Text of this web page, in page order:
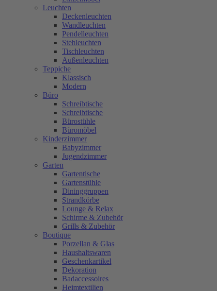
Leuchten
Deckenleuchten
Wandleuchten
Pendelleuchten
Stehleuchten
Tischleuchten
Außenleuchten
Teppiche
Klassisch
Modern
Büro
Schreibtische
Schreibtische
Bürostühle
Büromöbel
Kinderzimmer
Babyzimmer
Jugendzimmer
Garten
Gartentische
Gartenstühle
Dininggruppen
Strandkörbe
Lounge & Relax
Schirme & Zubehör
Grills & Zubehör
Boutique
Porzellan & Glas
Haushaltswaren
Geschenkartikel
Dekoration
Badaccessoires
Heimtextilien